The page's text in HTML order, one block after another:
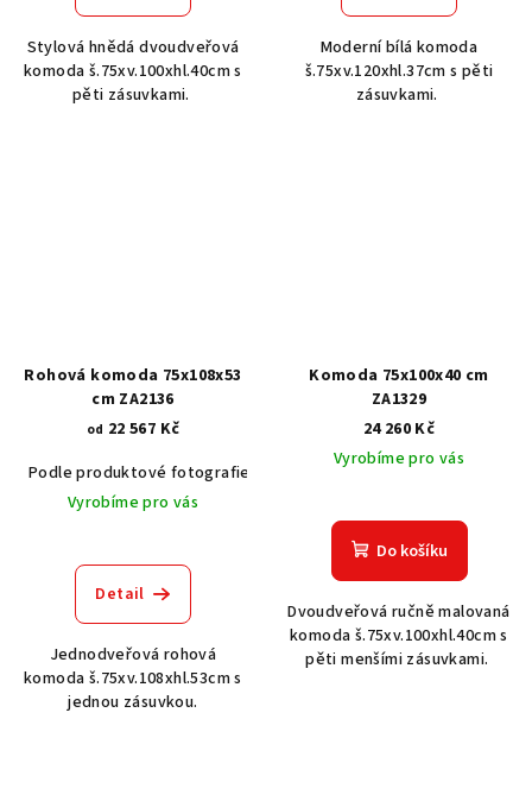
Stylová hnědá dvoudveřová
komoda š.75xv.100xhl.40cm s
pěti zásuvkami.
Moderní bílá komoda
š.75xv.120xhl.37cm s pěti
zásuvkami.
Rohová komoda 75x108x53
cm ZA2136
od 22 567 Kč
Podle produktové fotografie
Akát vintage BT1551
Vyrobíme pro vás
Detail
Jednodveřová rohová
komoda š.75xv.108xhl.53cm s
jednou zásuvkou.
Komoda 75x100x40 cm
ZA1329
24 260 Kč
Vyrobíme pro vás
Do košíku
Dvoudveřová ručně malovaná
komoda š.75xv.100xhl.40cm s
pěti menšími zásuvkami.